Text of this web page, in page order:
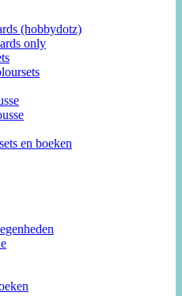
(hobbydotz)
only
en boeken